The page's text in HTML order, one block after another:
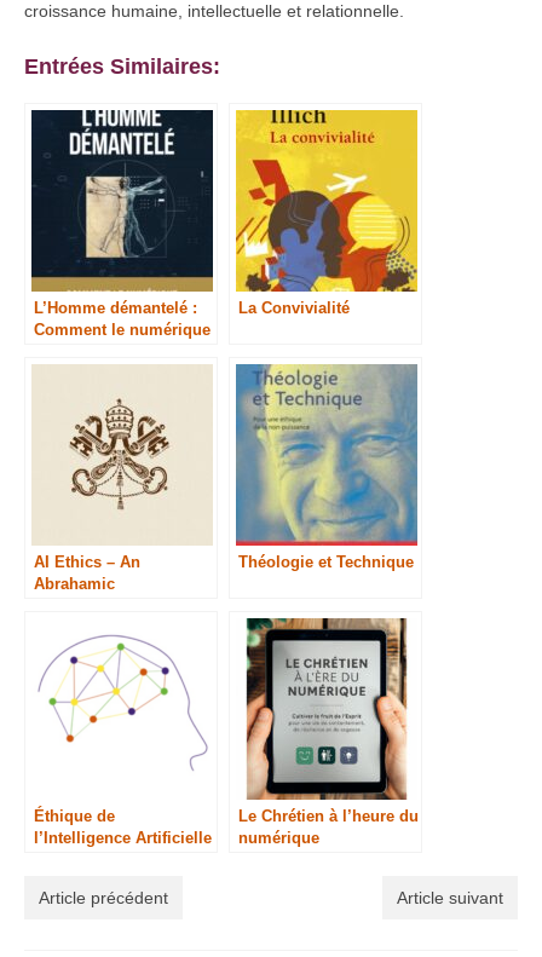
croissance humaine, intellectuelle et relationnelle.
Entrées Similaires:
L’Homme démantelé :
Comment le numérique
La Convivialité
AI Ethics – An
Abrahamic
Théologie et Technique
Éthique de
l’Intelligence Artificielle
catholique
Le Chrétien à l’heure du
numérique
Article précédent Article suivant